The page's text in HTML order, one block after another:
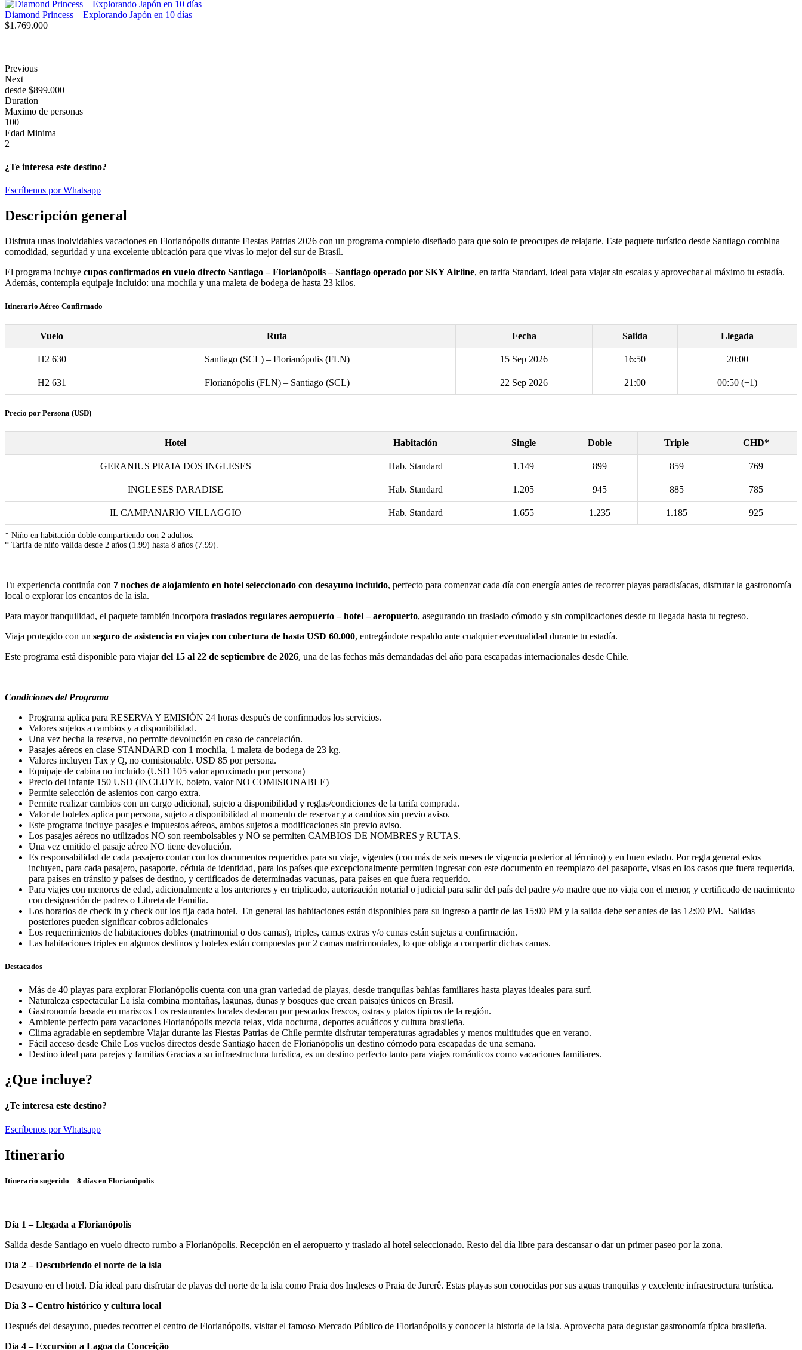
Diamond Princess – Explorando Japón en 10 días
$1.769.000
Previous
Next
desde $899.000
Duration
Maximo de personas
100
Edad Minima
2
¿Te interesa este destino?
Escríbenos por Whatsapp
Descripción general
Disfruta unas inolvidables vacaciones en Florianópolis durante Fiestas Patrias 2026 con un programa completo diseñado para que solo te preocupes de relajarte. Este paquete turístico desde Santiago combina
comodidad, seguridad y una excelente ubicación para que vivas lo mejor del sur de Brasil.
El programa incluye cupos confirmados en vuelo directo Santiago – Florianópolis – Santiago operado por SKY Airline, en tarifa Standard, ideal para viajar sin escalas y aprovechar al máximo tu estadía.
Además, contempla equipaje incluido: una mochila y una maleta de bodega de hasta 23 kilos.
Itinerario Aéreo Confirmado
Vuelo Ruta Fecha Salida Llegada
H2 630 Santiago (SCL) – Florianópolis (FLN) 15 Sep 2026 16:50 20:00
H2 631 Florianópolis (FLN) – Santiago (SCL) 22 Sep 2026 21:00 00:50 (+1)
Precio por Persona (USD)
Hotel Habitación Single Doble Triple CHD*
GERANIUS PRAIA DOS INGLESES Hab. Standard 1.149 899 859 769
INGLESES PARADISE Hab. Standard 1.205 945 885 785
IL CAMPANARIO VILLAGGIO Hab. Standard 1.655 1.235 1.185 925
* Niño en habitación doble compartiendo con 2 adultos.
* Tarifa de niño válida desde 2 años (1.99) hasta 8 años (7.99).
Tu experiencia continúa con 7 noches de alojamiento en hotel seleccionado con desayuno incluido, perfecto para comenzar cada día con energía antes de recorrer playas paradisíacas, disfrutar la gastronomía
local o explorar los encantos de la isla.
Para mayor tranquilidad, el paquete también incorpora traslados regulares aeropuerto – hotel – aeropuerto, asegurando un traslado cómodo y sin complicaciones desde tu llegada hasta tu regreso.
Viaja protegido con un seguro de asistencia en viajes con cobertura de hasta USD 60.000, entregándote respaldo ante cualquier eventualidad durante tu estadía.
Este programa está disponible para viajardel 15 al 22 de septiembre de 2026, una de las fechas más demandadas del año para escapadas internacionales desde Chile.
Condiciones del Programa
Programa aplica para RESERVA Y EMISIÓN 24 horas después de confirmados los servicios.
Valores sujetos a cambios y a disponibilidad.
Una vez hecha la reserva, no permite devolución en caso de cancelación.
Pasajes aéreos en clase STANDARD con 1 mochila, 1 maleta de bodega de 23 kg.
Valores incluyen Tax y Q, no comisionable. USD 85 por persona.
Equipaje de cabina no incluido (USD 105 valor aproximado por persona)
Precio del infante 150 USD (INCLUYE, boleto, valor NO COMISIONABLE)
Permite selección de asientos con cargo extra.
Permite realizar cambios con un cargo adicional, sujeto a disponibilidad y reglas/condiciones de la tarifa comprada.
Valor de hoteles aplica por persona, sujeto a disponibilidad al momento de reservar y a cambios sin previo aviso.
Este programa incluye pasajes e impuestos aéreos, ambos sujetos a modificaciones sin previo aviso.
Los pasajes aéreos no utilizados NO son reembolsables y NO se permiten CAMBIOS DE NOMBRES y RUTAS.
Una vez emitido el pasaje aéreo NO tiene devolución.
Es responsabilidad de cada pasajero contar con los documentos requeridos para su viaje, vigentes (con más de seis meses de vigencia posterior al término) y en buen estado. Por regla general estos
incluyen, para cada pasajero, pasaporte, cédula de identidad, para los países que excepcionalmente permiten ingresar con este documento en reemplazo del pasaporte, visas en los casos que fuera requerida,
para países en tránsito y países de destino, y certificados de determinadas vacunas, para países en que fuera requerido.
Para viajes con menores de edad, adicionalmente a los anteriores y en triplicado, autorización notarial o judicial para salir del país del padre y/o madre que no viaja con el menor, y certificado de nacimiento
con designación de padres o Libreta de Familia.
Los horarios de check in y check out los fija cada hotel. En general las habitaciones están disponibles para su ingreso a partir de las 15:00 PM y la salida debe ser antes de las 12:00 PM. Salidas
posteriores pueden significar cobros adicionales
Los requerimientos de habitaciones dobles (matrimonial o dos camas), triples, camas extras y/o cunas están sujetas a confirmación.
Las habitaciones triples en algunos destinos y hoteles están compuestas por 2 camas matrimoniales, lo que obliga a compartir dichas camas.
Destacados
Más de 40 playas para explorar Florianópolis cuenta con una gran variedad de playas, desde tranquilas bahías familiares hasta playas ideales para surf.
Naturaleza espectacular La isla combina montañas, lagunas, dunas y bosques que crean paisajes únicos en Brasil.
Gastronomía basada en mariscos Los restaurantes locales destacan por pescados frescos, ostras y platos típicos de la región.
Ambiente perfecto para vacaciones Florianópolis mezcla relax, vida nocturna, deportes acuáticos y cultura brasileña.
Clima agradable en septiembre Viajar durante las Fiestas Patrias de Chile permite disfrutar temperaturas agradables y menos multitudes que en verano.
Fácil acceso desde Chile Los vuelos directos desde Santiago hacen de Florianópolis un destino cómodo para escapadas de una semana.
Destino ideal para parejas y familias Gracias a su infraestructura turística, es un destino perfecto tanto para viajes románticos como vacaciones familiares.
¿Que incluye?
¿Te interesa este destino?
Escríbenos por Whatsapp
Itinerario
Itinerario sugerido – 8 días en Florianópolis
Día 1 – Llegada a Florianópolis
Salida desde Santiago en vuelo directo rumbo a Florianópolis. Recepción en el aeropuerto y traslado al hotel seleccionado. Resto del día libre para descansar o dar un primer paseo por la zona.
Día 2 – Descubriendo el norte de la isla
Desayuno en el hotel. Día ideal para disfrutar de playas del norte de la isla como Praia dos Ingleses o Praia de Jurerê. Estas playas son conocidas por sus aguas tranquilas y excelente infraestructura turística.
Día 3 – Centro histórico y cultura local
Después del desayuno, puedes recorrer el centro de Florianópolis, visitar el famoso Mercado Público de Florianópolis y conocer la historia de la isla. Aprovecha para degustar gastronomía típica brasileña.
Día 4 – Excursión a Lagoa da Conceição